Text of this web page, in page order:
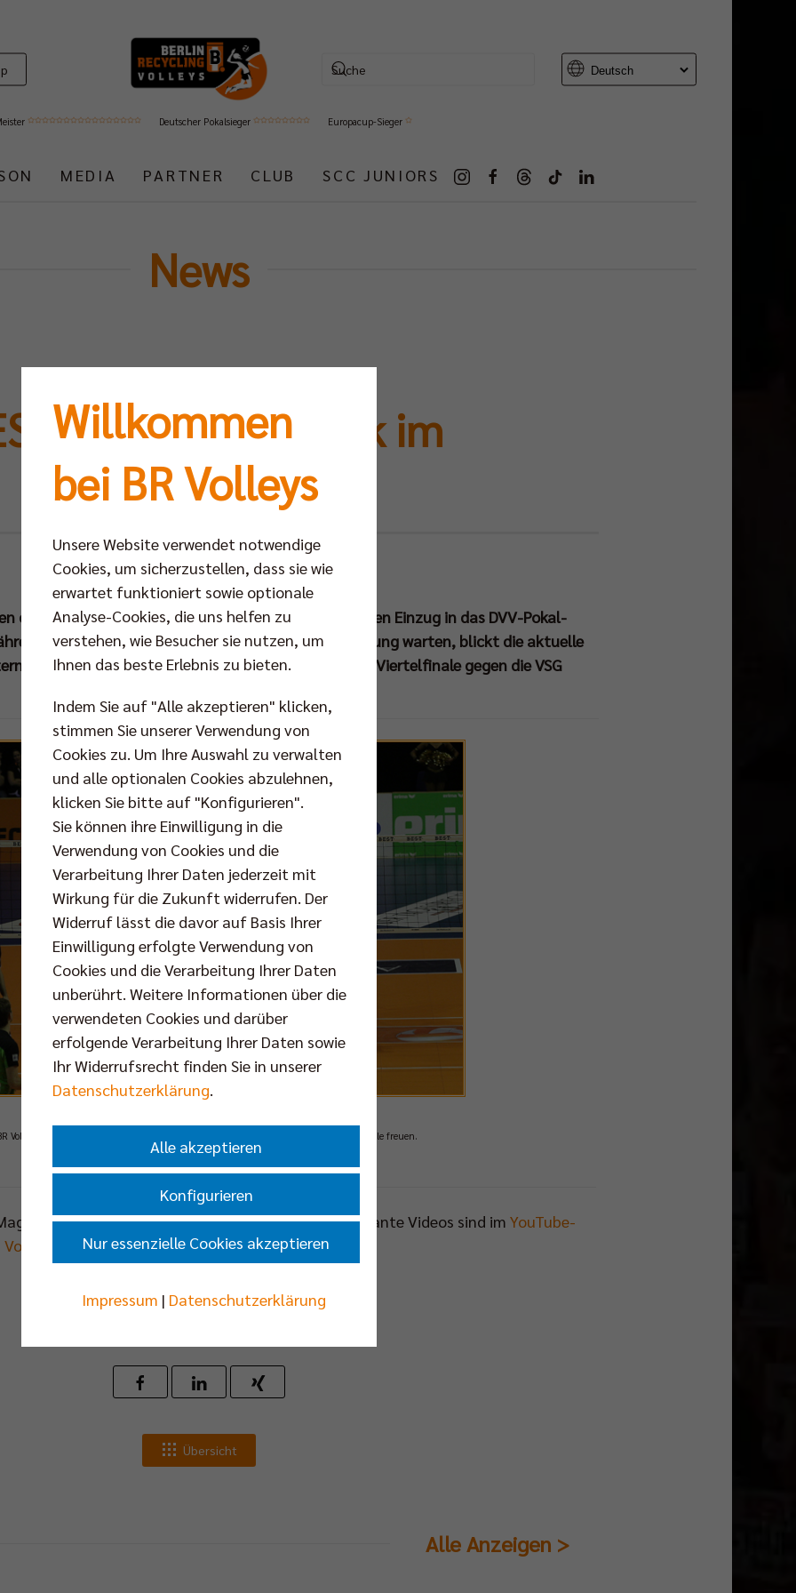
Deutscher Pokalsieger Europacup-Sieger
MEDIA PARTNER CLUB SCC JUNIORS
News
OF FIVE | Zurück im
Volleyballtempel
Do 28.11.2013
die BR Volleys erstmals seit der Saison 2008/2009 den Einzug in das DVV-Pokal-
Mannschaft und Fans auf die Semifinal-Auslosung warten, blickt die aktuelle
MagazinsBEST OF FIVEnoch einmal auf das Viertelfinale gegen die VSG
Volleys können sich erstmals seit vier Jahren über die Teilnahme am DVV-Pokal-Halbfinale freuen.
Foto: Eckhard Herfet, Berlin
BEST OF FIVE und zahlreiche andere interessante Videos sind im YouTube-
zu sehen.
Übersicht
Alle Anzeigen >
Willkommen
bei BR Volleys
Unsere Website verwendet notwendige
Cookies, um sicherzustellen, dass sie wie
erwartet funktioniert sowie optionale
Analyse-Cookies, die uns helfen zu
verstehen, wie Besucher sie nutzen, um
Ihnen das beste Erlebnis zu bieten.
Indem Sie auf "Alle akzeptieren" klicken,
stimmen Sie unserer Verwendung von
Cookies zu. Um Ihre Auswahl zu verwalten
und alle optionalen Cookies abzulehnen,
klicken Sie bitte auf "Konfigurieren".
Sie können ihre Einwilligung in die
Verwendung von Cookies und die
Verarbeitung Ihrer Daten jederzeit mit
Wirkung für die Zukunft widerrufen. Der
Widerruf lässt die davor auf Basis Ihrer
Einwilligung erfolgte Verwendung von
Cookies und die Verarbeitung Ihrer Daten
unberührt. Weitere Informationen über die
verwendeten Cookies und darüber
erfolgende Verarbeitung Ihrer Daten sowie
Ihr Widerrufsrecht finden Sie in unserer
Datenschutzerklärung.
Alle akzeptieren
Konfigurieren
Nur essenzielle Cookies akzeptieren
Impressum | Datenschutzerklärung